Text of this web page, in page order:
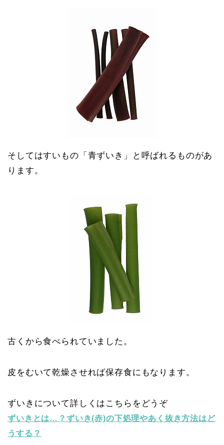
そしてはすいもの「青ずいき」と呼ばれるものがあ
ります。
古くから食べられていました。
皮をむいて乾燥させれば保存食にもなります。
ずいきについて詳しくはこちらをどうぞ
ずいきとは…？ずいき(赤)の下処理やあく抜き方法はど
うする？